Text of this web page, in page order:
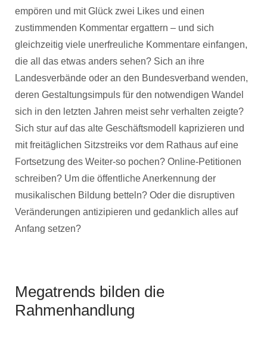
empören und mit Glück zwei Likes und einen
zustimmenden Kommentar ergattern – und sich
gleichzeitig viele unerfreuliche Kommentare einfangen,
die all das etwas anders sehen? Sich an ihre
Landesverbände oder an den Bundesverband wenden,
deren Gestaltungsimpuls für den notwendigen Wandel
sich in den letzten Jahren meist sehr verhalten zeigte?
Sich stur auf das alte Geschäftsmodell kaprizieren und
mit freitäglichen Sitzstreiks vor dem Rathaus auf eine
Fortsetzung des Weiter-so pochen? Online-Petitionen
schreiben? Um die öffentliche Anerkennung der
musikalischen Bildung betteln? Oder die disruptiven
Veränderungen antizipieren und gedanklich alles auf
Anfang setzen?
Megatrends bilden die
Rahmenhandlung